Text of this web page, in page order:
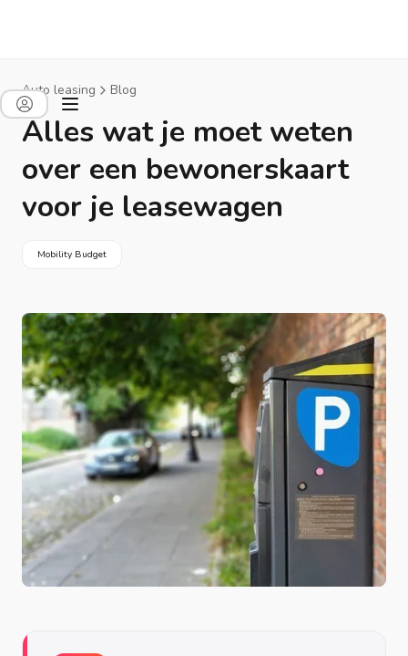
Auto leasing Blog
Alles wat je moet weten
over een bewonerskaart
voor je leasewagen
Mobility Budget